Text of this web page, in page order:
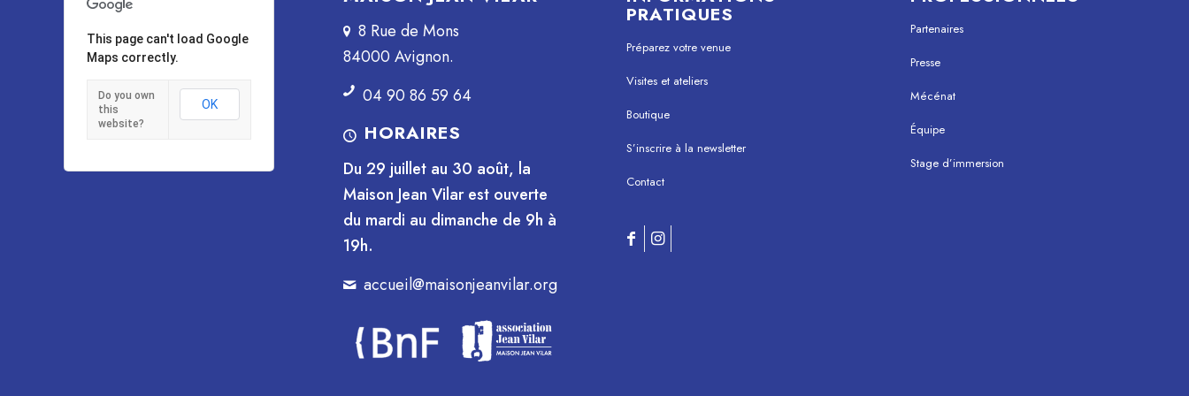
This page can't load Google
Maps correctly.
Do you own
this
website?
OK
8 Rue de Mons
84000 Avignon.
04 90 86 59 64
HORAIRES
Du 29 juillet au 30 août, la
Maison Jean Vilar est ouverte
du mardi au dimanche de 9h à
19h.
accueil@maisonjeanvilar.org
PRATIQUES
Préparez votre venue
Visites et ateliers
Boutique
S’inscrire à la newsletter
Contact
Partenaires
Presse
Mécénat
Équipe
Stage d’immersion